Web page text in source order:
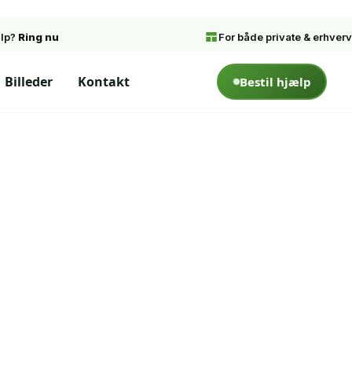
Ring nu For både private & erhverv
Billeder Kontakt Bestil hjælp